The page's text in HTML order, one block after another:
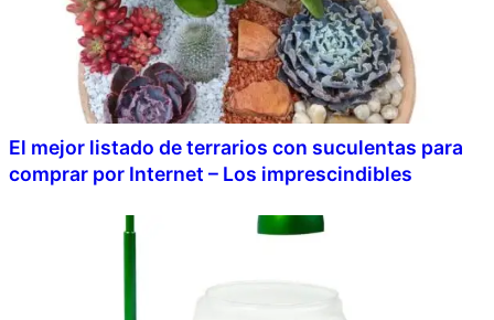
El mejor listado de terrarios con suculentas para
comprar por Internet – Los imprescindibles